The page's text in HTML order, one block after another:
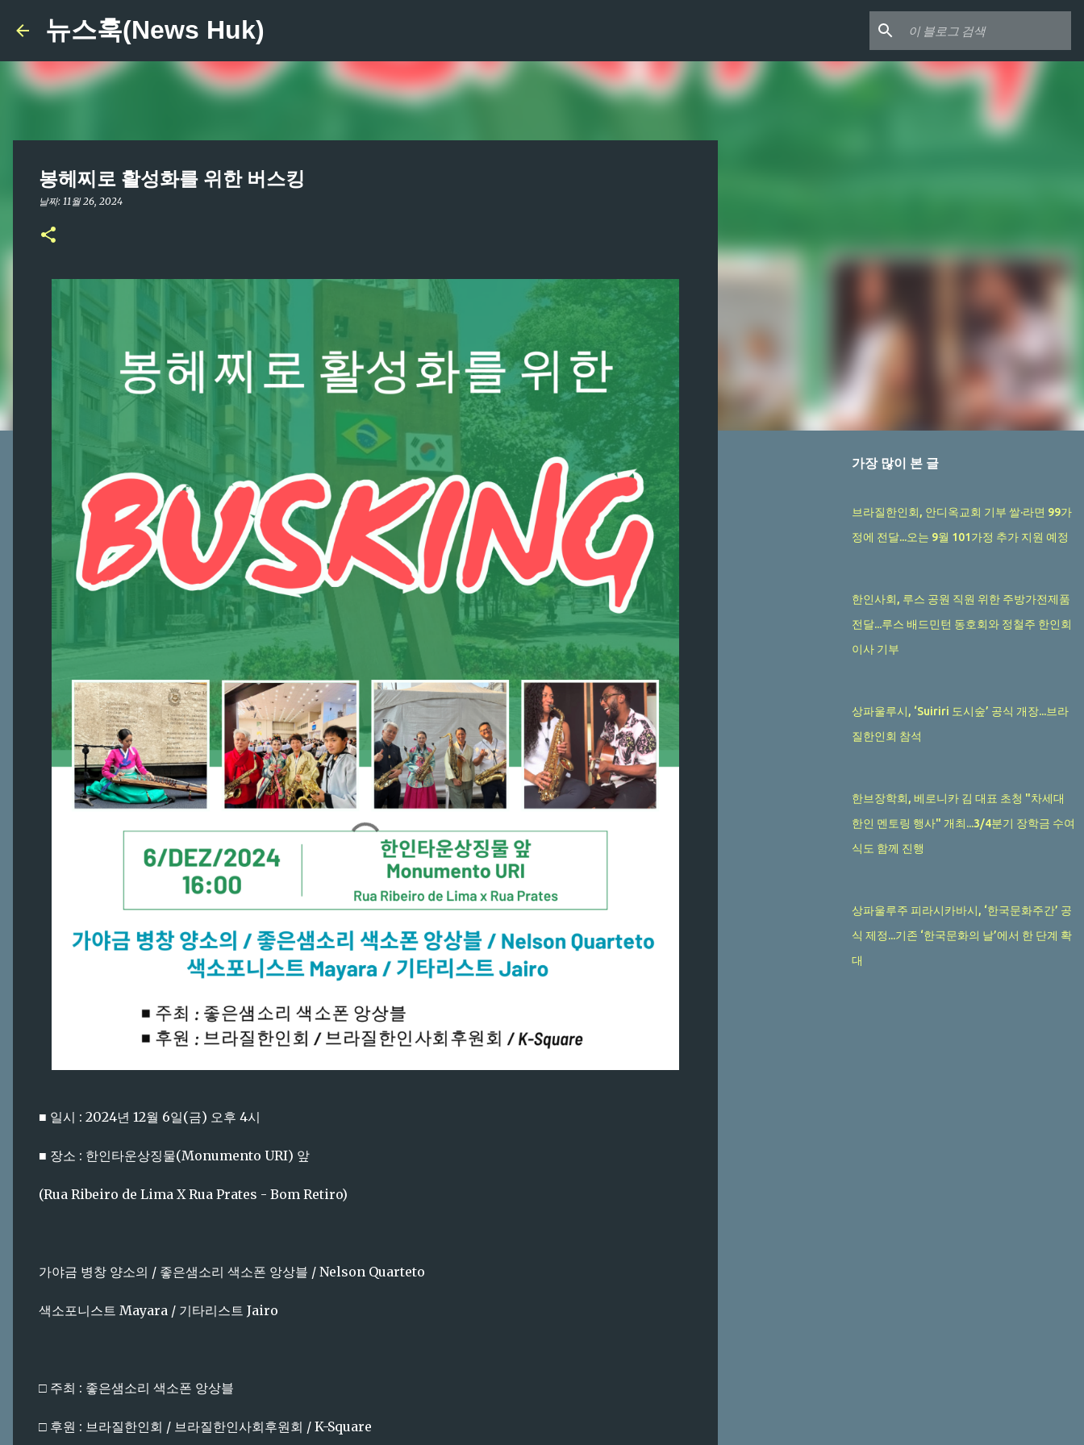
뉴스훅(News Huk)
봉헤찌로 활성화를 위한 버스킹
날짜: 11월 26, 2024
■ 일시 : 2024년 12월 6일(금) 오후 4시
■ 장소 : 한인타운상징물(Monumento URI) 앞
(Rua Ribeiro de Lima X Rua Prates - Bom Retiro)
가야금 병창 양소의 / 좋은샘소리 색소폰 앙상블 / Nelson Quarteto
색소포니스트 Mayara / 기타리스트 Jairo
□ 주최 : 좋은샘소리 색소폰 앙상블
□ 후원 : 브라질한인회 / 브라질한인사회후원회 / K-Square
가장 많이 본 글
브라질한인회, 안디옥교회 기부 쌀·라면 99가
정에 전달...오는 9월 101가정 추가 지원 예정
한인사회, 루스 공원 직원 위한 주방가전제품
전달...루스 배드민턴 동호회와 정철주 한인회
이사 기부
상파울루시, ‘Suiriri 도시숲’ 공식 개장...브라
질한인회 참석
한브장학회, 베로니카 김 대표 초청 "차세대
한인 멘토링 행사" 개최...3/4분기 장학금 수여
식도 함께 진행
상파울루주 피라시카바시, ‘한국문화주간’ 공
식 제정...기존 ‘한국문화의 날’에서 한 단계 확
대